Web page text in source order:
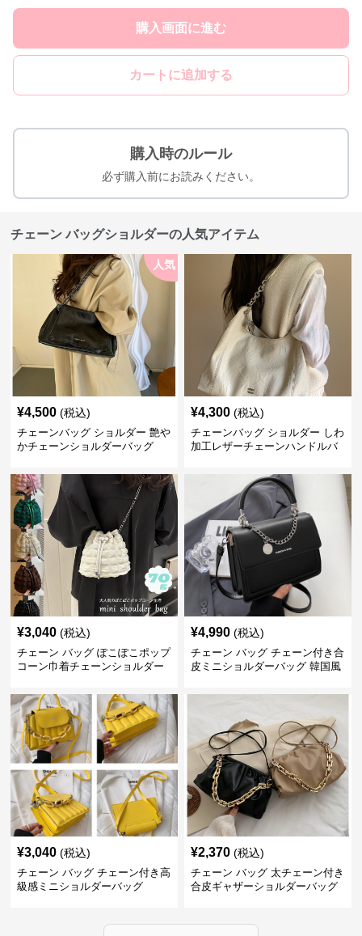
購入画面に進む
カートに追加する
購入時のルール
必ず購入前にお読みください。
チェーン バッグショルダーの人気アイテム
人気
¥4,500 (税込)
チェーンバッグ ショルダー 艶や
かチェーンショルダーバッグ
¥4,300 (税込)
チェーンバッグ ショルダー しわ
加工レザーチェーンハンドルバ
¥3,040 (税込)
チェーン バッグ ぽこぽこポップ
コーン巾着チェーンショルダー
¥4,990 (税込)
チェーン バッグ チェーン付き合
皮ミニショルダーバッグ 韓国風
¥3,040 (税込)
チェーン バッグ チェーン付き高
級感ミニショルダーバッグ
¥2,370 (税込)
チェーン バッグ 太チェーン付き
合皮ギャザーショルダーバッグ